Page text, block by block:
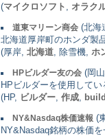
(マイクロソフト オラク
道東マリーン商会 (北海
北海道厚岸町のホンダ製
(厚岸, 北海道 , 除雪機, ホ
HPビルダー友の会 (岡
HPビルダーを使用して
(HP, ビルダー 作成
NY&Nasdaq株価速報 (
NY&Nasdaq銘柄の株価